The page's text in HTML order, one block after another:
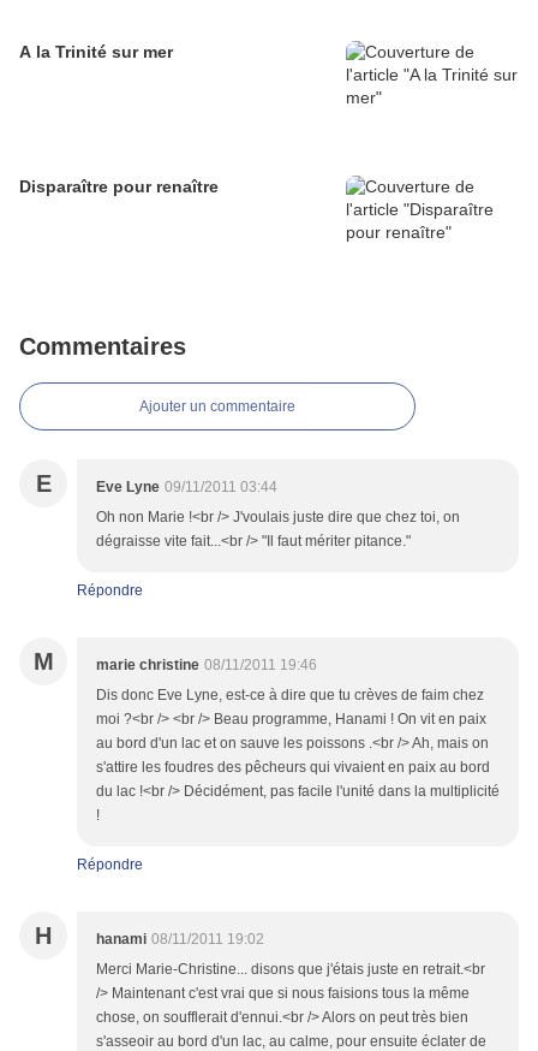
A la Trinité sur mer
Disparaître pour renaître
Commentaires
Ajouter un commentaire
E Eve Lyne 09/11/2011 03:44
Oh non Marie !<br /> J'voulais juste dire que chez toi, on
dégraisse vite fait...<br /> "Il faut mériter pitance."
Répondre
M marie christine 08/11/2011 19:46
Dis donc Eve Lyne, est-ce à dire que tu crèves de faim chez
moi ?<br /> <br /> Beau programme, Hanami ! On vit en paix
au bord d'un lac et on sauve les poissons .<br /> Ah, mais on
s'attire les foudres des pêcheurs qui vivaient en paix au bord
du lac !<br /> Décidément, pas facile l'unité dans la multiplicité
!
Répondre
H hanami 08/11/2011 19:02
Merci Marie-Christine... disons que j'étais juste en retrait.<br
/> Maintenant c'est vrai que si nous faisions tous la même
chose, on soufflerait d'ennui.<br /> Alors on peut très bien
s'asseoir au bord d'un lac, au calme, pour ensuite éclater de